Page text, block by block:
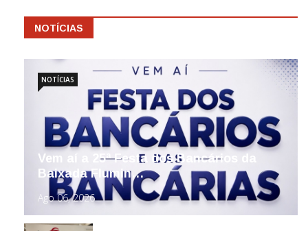
NOTÍCIAS
Vem aí a 25ª Festa dos Bancários da
Baixada Flumin…
Ago 06, 2026
NOTÍCIAS